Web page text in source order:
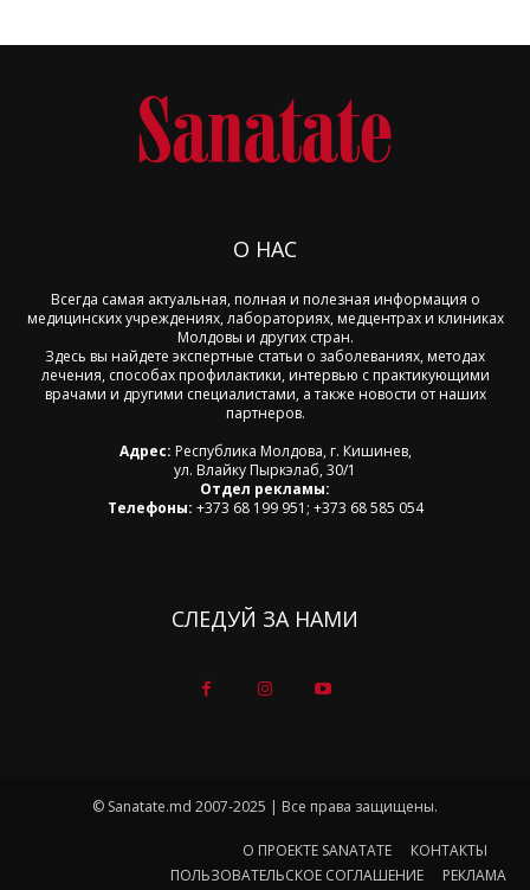
О НАС
Всегда самая актуальная, полная и полезная информация о
медицинских учреждениях, лабораториях, медцентрах и клиниках
Молдовы и других стран.
Здесь вы найдете экспертные статьи о заболеваниях, методах
лечения, способах профилактики, интервью с практикующими
врачами и другими специалистами, а также новости от наших
партнеров.
Адрес: Республика Молдова, г. Кишинев,
ул. Влайку Пыркэлаб, 30/1
Отдел рекламы:
Телефоны: +373 68 199 951; +373 68 585 054
СЛЕДУЙ ЗА НАМИ
© Sanatate.md 2007-2025 | Все права защищены.
О ПРОЕКТЕ SANATATE
КОНТАКТЫ
ПОЛЬЗОВАТЕЛЬСКОЕ СОГЛАШЕНИЕ
РЕКЛАМА